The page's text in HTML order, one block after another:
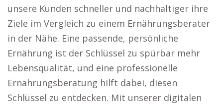
unsere Kunden schneller und nachhaltiger ihre
Ziele im Vergleich zu einem Ernährungsberater
in der Nähe. Eine passende, persönliche
Ernährung ist der Schlüssel zu spürbar mehr
Lebensqualität, und eine professionelle
Ernährungsberatung hilft dabei, diesen
Schlüssel zu entdecken. Mit unserer digitalen